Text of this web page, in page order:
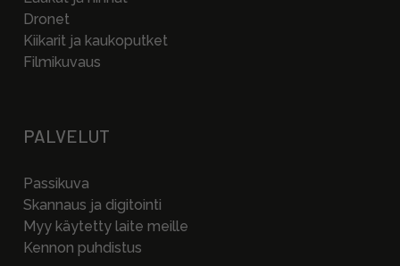
Dronet
Kiikarit ja kaukoputket
Filmikuvaus
PALVELUT
Passikuva
Skannaus ja digitointi
Myy käytetty laite meille
Kennon puhdistus